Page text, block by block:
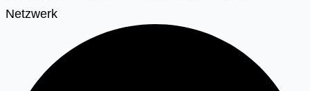
Netzwerk